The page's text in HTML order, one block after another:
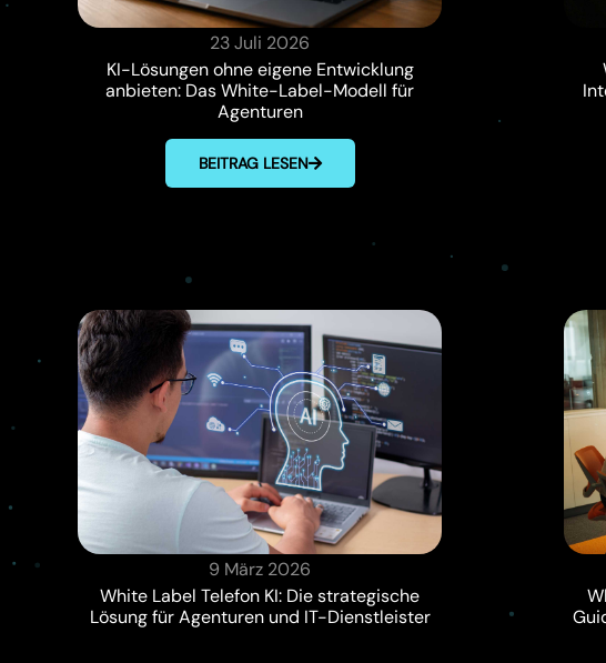
23 Juli 2026
KI-Lösungen ohne eigene Entwicklung
anbieten: Das White-Label-Modell für
Agenturen
BEITRAG LESEN
9 März 2026
White Label Telefon KI: Die strategische
Lösung für Agenturen und IT-Dienstleister